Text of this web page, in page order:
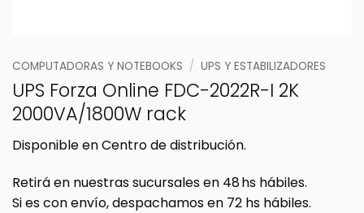
COMPUTADORAS Y NOTEBOOKS / UPS Y ESTABILIZADORES
UPS Forza Online FDC-2022R-I 2K
2000VA/1800W rack
Disponible en Centro de distribución.
Retirá en nuestras sucursales en 48 hs hábiles.
Si es con envío, despachamos en 72 hs hábiles.